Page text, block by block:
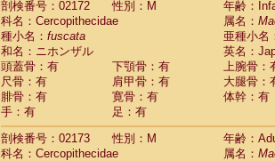
剖検番号：02172
性別：M
年齢：
科名：Cercopithecidae
属名：
種小名： fuscata
亜種小名
和名：ニホンザル
英名：
頭蓋骨：有
下顎骨：有
上腕骨：
尺骨：有
肩甲骨：有
大腿骨：
腓骨：有
寛骨：有
体幹：有
手：有
足：有
剖検番号：02173
性別：M
年齢：
科名：Cercopithecidae
属名：